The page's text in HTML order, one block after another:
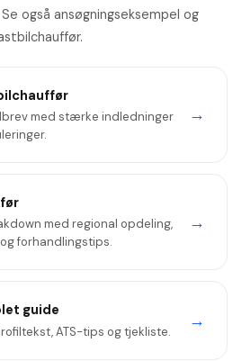
også ansøgningseksempel og
med stærke indledninger
→
med regional opdeling,
forhandlingstips.
→
guide
ATS-tips og tjekliste.
→